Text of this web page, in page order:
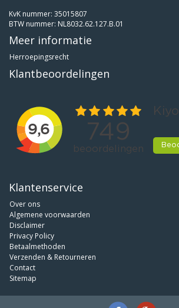
KvK nummer: 35015807
BTW nummer: NL8032.62.127.B.01
Meer informatie
Herroepingsrecht
Klantbeoordelingen
Klantenservice
Over ons
Algemene voorwaarden
Disclaimer
Privacy Policy
Betaalmethoden
Verzenden & Retourneren
Contact
Sitemap